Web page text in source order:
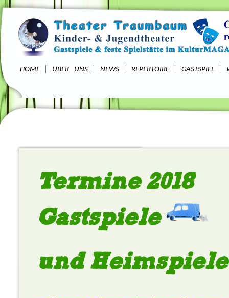
HOME ÜBER UNS NEWS REPERTOIRE GASTSPIEL
Termine 2018
Gastspiele
und